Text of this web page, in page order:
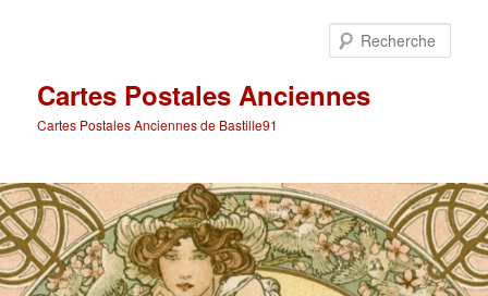
Cartes Postales Anciennes
Cartes Postales Anciennes de Bastille91